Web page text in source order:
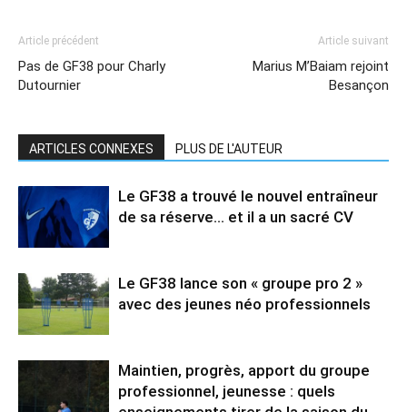
Article précédent
Pas de GF38 pour Charly
Dutournier
Article suivant
Marius M’Baiam rejoint
Besançon
ARTICLES CONNEXES PLUS DE L'AUTEUR
Le GF38 a trouvé le nouvel entraîneur
de sa réserve… et il a un sacré CV
Le GF38 lance son « groupe pro 2 »
avec des jeunes néo professionnels
Maintien, progrès, apport du groupe
professionnel, jeunesse : quels